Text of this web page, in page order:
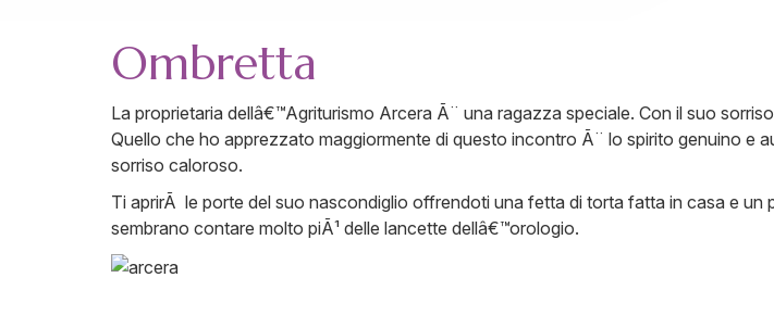
Ombretta
La proprietaria dellâ€™Agriturismo Arcera Ã¨ una ragazza speciale. Con il suo
Quello che ho apprezzato maggiormente di questo incontro Ã¨ lo spirito genuino
sorriso caloroso.
Ti aprirÃ le porte del suo nascondiglio offrendoti una fetta di torta fatta in casa e
sembrano contare molto piÃ¹ delle lancette dellâ€™orologio.